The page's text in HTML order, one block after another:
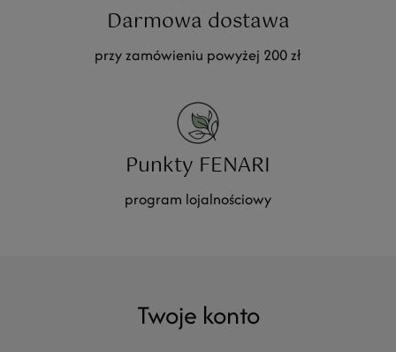
Darmowa dostawa
przy zamówieniu powyżej 200 zł
Punkty FENARI
program lojalnościowy
Twoje konto